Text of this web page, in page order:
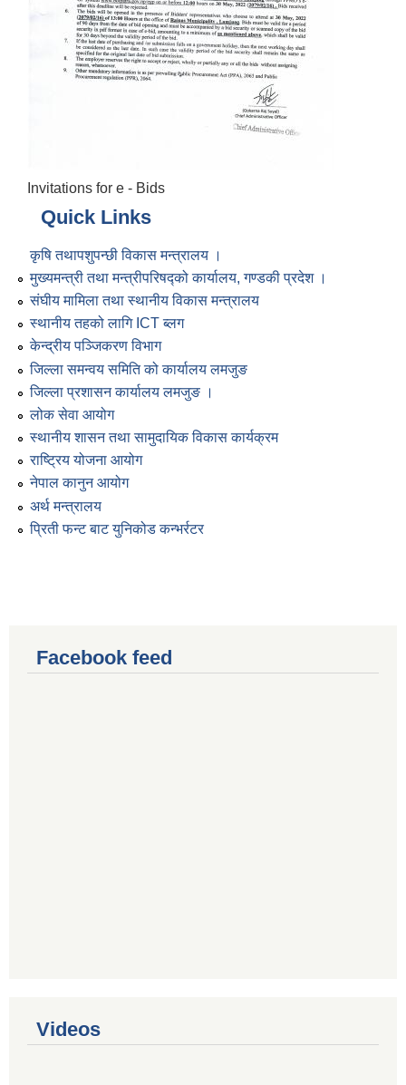
Invitations for e - Bids
Quick Links
कृषि तथापशुपन्छी विकास मन्त्रालय ।
मुख्यमन्त्री तथा मन्त्रीपरिषद्को कार्यालय, गण्डकी प्रदेश ।
संघीय मामिला तथा स्थानीय विकास मन्त्रालय
स्थानीय तहको लागि ICT ब्लग
केन्द्रीय पञ्जिकरण विभाग
जिल्ला समन्वय समिति को कार्यालय लमजुङ
जिल्ला प्रशासन कार्यालय लमजुङ ।
लोक सेवा आयोग
स्थानीय शासन तथा सामुदायिक विकास कार्यक्रम
राष्ट्रिय योजना आयोग
नेपाल कानुन आयोग
अर्थ मन्त्रालय
प्रिती फन्ट बाट युनिकोड कन्भर्रटर
Facebook feed
Videos